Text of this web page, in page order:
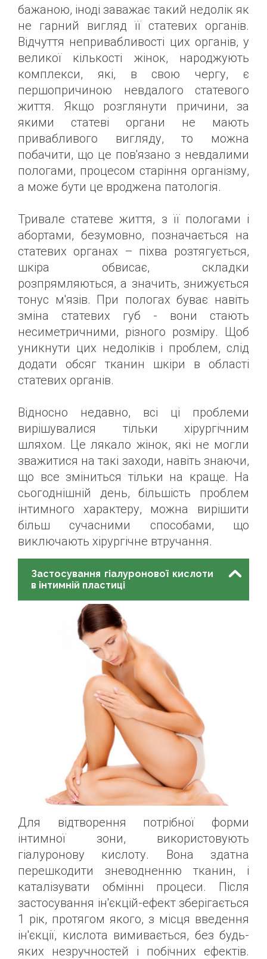
бажаною, іноді заважає такий недолік як
не гарний вигляд її статевих органів.
Відчуття непривабливості цих органів, у
великої кількості жінок, народжують
комплекси, які, в свою чергу, є
першопричиною невдалого статевого
життя. Якщо розглянути причини, за
якими статеві органи не мають
привабливого вигляду, то можна
побачити, що це пов'язано з невдалими
пологами, процесом старіння організму,
а може бути це вроджена патологія.
Тривале статеве життя, з її пологами і
абортами, безумовно, позначається на
статевих органах – піхва розтягується,
шкіра обвисає, складки
розпрямляються, а значить, знижується
тонус м'язів. При пологах буває навіть
зміна статевих губ - вони стають
несиметричними, різного розміру. Щоб
уникнути цих недоліків і проблем, слід
додати обсяг тканин шкіри в області
статевих органів.
Відносно недавно, всі ці проблеми
вирішувалися тільки хірургічним
шляхом. Це лякало жінок, які не могли
зважитися на такі заходи, навіть знаючи,
що все зміниться тільки на краще. На
сьогоднішній день, більшість проблем
інтимного характеру, можна вирішити
більш сучасними способами, що
виключають хірургічне втручання.
Застосування гіалуронової кислоти
в інтимній пластиці
Для відтворення потрібної форми
інтимної зони, використовують
гіалуронову кислоту. Вона здатна
перешкодити зневодненню тканин, і
каталізувати обмінні процеси. Після
застосування ін'єкцій-ефект зберігається
1 рік, протягом якого, з місця введення
ін'єкції, кислота вимивається, без будь-
яких незручностей і побічних ефектів.